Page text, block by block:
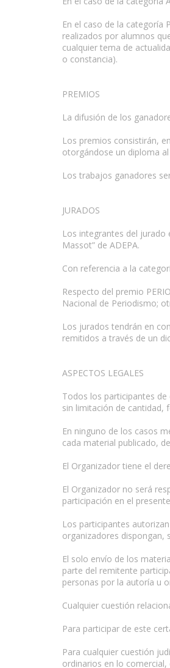
En el caso de la categoría
realizados por alumnos
cualquier tema de
o constancia).
PREMIOS
La difusión de los
Los premios consistirán,
otorgándose un diploma
Los trabajos ganadores
JURADOS
Los integrantes del jurado
Massot” de ADEPA.
Con referencia a la
Respecto del premio
Nacional de Periodismo;
Los jurados tendrán en
remitidos a través de un
ASPECTOS LEGALES
Todos los participantes
sin limitación de cantidad,
En ninguno de los casos
cada material publicado,
El Organizador tiene el
El Organizador no será
participación en el
Los participantes
organizadores dispongan,
El solo envío de los
parte del remitente
personas por la autoría u
Cualquier cuestión
Para participar de este
Para cualquier cuestión
ordinarios en lo